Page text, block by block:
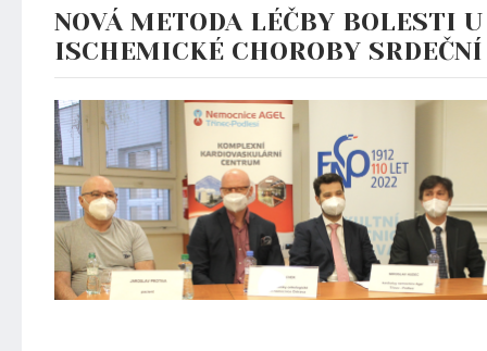
NOVÁ METODA LÉČBY BOLESTI U
ISCHEMICKÉ CHOROBY SRDEČNÍ